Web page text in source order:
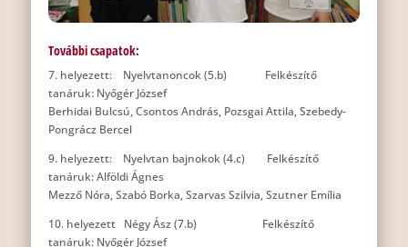
További csapatok:
7. helyezett: Nyelvtanoncok (5.b) Felkészítő
tanáruk: Nyőgér József
Berhidai Bulcsú, Csontos András, Pozsgai Attila, Szebedy-
Pongrácz Bercel
9. helyezett: Nyelvtan bajnokok (4.c) Felkészítő
tanáruk: Alföldi Ágnes
Mezző Nóra, Szabó Borka, Szarvas Szilvia, Szutner Emília
10. helyezett Négy Ász (7.b) Felkészítő
tanáruk: Nyőgér József